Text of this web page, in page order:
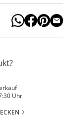
Uhr